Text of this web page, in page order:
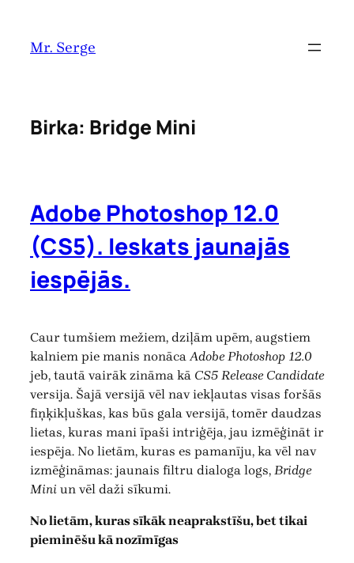
saturu
Mr. Serge
Birka: Bridge Mini
Adobe Photoshop 12.0
(CS5). Ieskats jaunajās
iespējās.
Caur tumšiem mežiem, dziļām upēm, augstiem
kalniem pie manis nonācaAdobe Photoshop 12.0
jeb, tautā vairāk zināma kā CS5 Release Candidate
versija. Šajā versijā vēl nav iekļautas visas foršās
fiņķikļuškas, kas būs gala versijā, tomēr daudzas
lietas, kuras mani īpaši intriģēja, jau izmēģināt ir
iespēja. No lietām, kuras es pamanīju, ka vēl nav
izmēģināmas: jaunais filtru dialoga logs, Bridge
Mini un vēl daži sīkumi.
No lietām, kuras sīkāk neaprakstīšu, bet tikai
pieminēšu kā nozīmīgas